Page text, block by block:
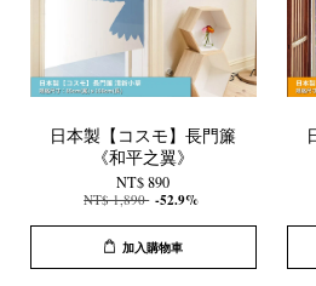
日本製【コスモ】長門簾
《和平之翼》
NT$ 890
NT$ 1,890 -52.9%
加入購物車